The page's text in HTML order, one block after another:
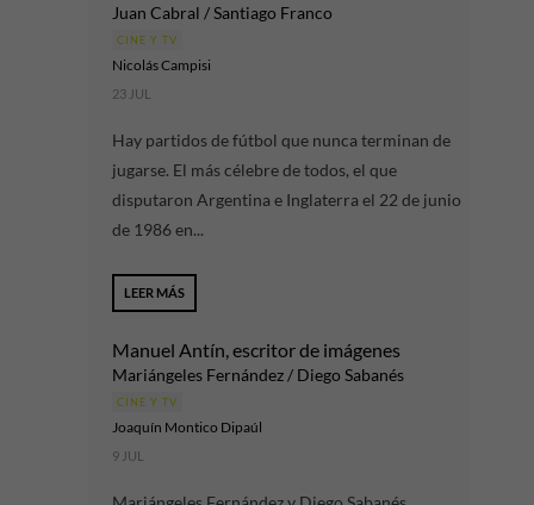
Juan Cabral / Santiago Franco
CINE Y TV
Nicolás Campisi
23 JUL
Hay partidos de fútbol que nunca terminan de
jugarse. El más célebre de todos, el que
disputaron Argentina e Inglaterra el 22 de junio
de 1986 en...
LEER MÁS
Manuel Antín, escritor de imágenes
Mariángeles Fernández / Diego Sabanés
CINE Y TV
Joaquín Montico Dipaúl
9 JUL